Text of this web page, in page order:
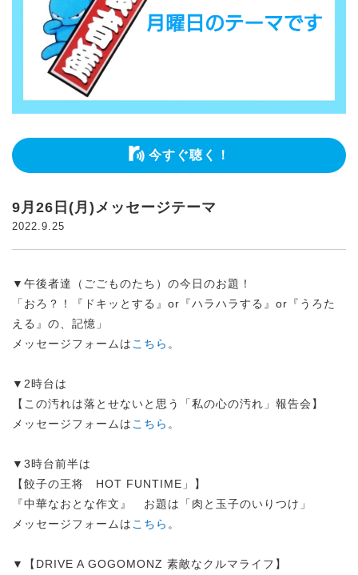
今すぐ聴く！
9月26日(月)メッセージテーマ
2022.9.25
▼午後者達（ごごものたち）の今日のお題！
「おろ？！『ドキッとする』or『ハラハラする』or『うろた
える』の、記憶」
メッセージフォームはこちら 。
▼2時台は
【この汚れは落とせないと思う「私の心の汚れ」報告会】
メッセージフォームはこちら 。
▼3時台前半は
【餃子の王将 HOT FUNTIME」】
『中華なおとな作文』 お題は「肉と玉子のいりつけ」
メッセージフォームはこちら 。
▼【DRIVE A GOGOMONZ 素敵なクルマライフ】